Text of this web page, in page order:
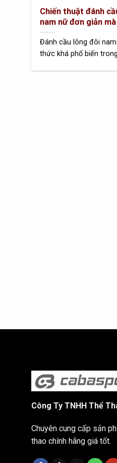
Chiến thuật đánh
nam nữ đơn giản
Đánh cầu lông đôi
thức khá phổ biến
Công Ty TNHH Thể
Chuyên cung cấp sản
thao chính hãng giá tốt.